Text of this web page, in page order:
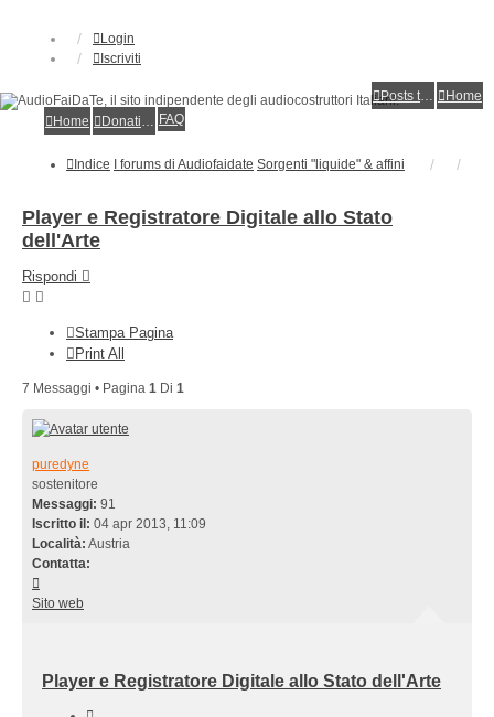
Login
Iscriviti
Posts toplist
Home
Home
Donations FAQ
Indice I forums di Audiofaidate Sorgenti "liquide" & affini
Player e Registratore Digitale allo Stato
dell'Arte
Rispondi
Stampa Pagina
Print All
7 Messaggi • Pagina 1 Di 1
puredyne
sostenitore
Messaggi: 91
Iscritto il: 04 apr 2013, 11:09
Località: Austria
Contatta:
puredyne
Sito web
Player e Registratore Digitale allo Stato dell'Arte